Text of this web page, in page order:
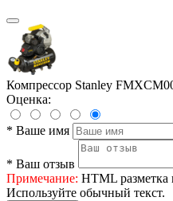
Компрессор Stanley
Оценка:
* Ваше имя
* Ваш отзыв
Примечание: HTML разметка
Используйте обычный текст.